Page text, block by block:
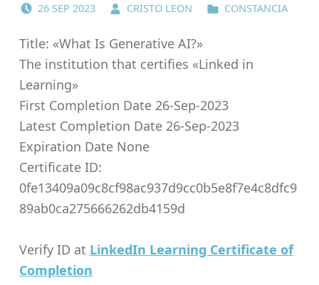
26 SEP 2023 CRISTO LEON CONSTANCIA
Title: «What Is Generative AI?»
The institution that certifies «Linked in
Learning»
First Completion Date 26-Sep-2023
Latest Completion Date 26-Sep-2023
Expiration Date None
Certificate ID:
0fe13409a09c8cf98ac937d9cc0b5e8f7e4c8dfc9
89ab0ca275666262db4159d
Verify ID at LinkedIn Learning Certificate of
Completion